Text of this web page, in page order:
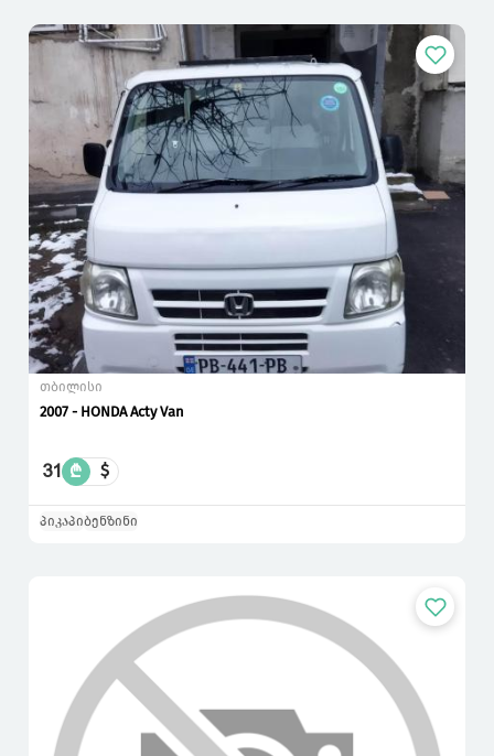
თბილისი
2007 - HONDA Acty Van
31 ₾ $
პიკაპიბენზინი